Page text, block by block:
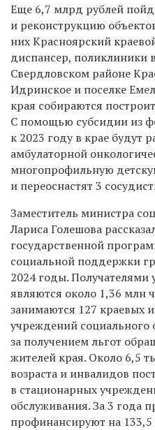
Еще 6,7 млрд рублей
и реконструкцию
них Красноярский
диспансер, поликлиники
Свердловском районе
Идринское и поселке
края собираются
С помощью субсидии из
к 2023 году в крае будут
амбулаторной
многопрофильную
и переоснастят 3
Заместитель министра
Лариса Голешова
государственной
социальной поддержки
2024 годы. Получателями
являются около 1,36 млн
занимаются 127 краевых
учреждений социального
за получением льгот
жителей края. Около 6,5
возраста и инвалидов
в стационарных
обслуживания. За 3 года
профинансируют на